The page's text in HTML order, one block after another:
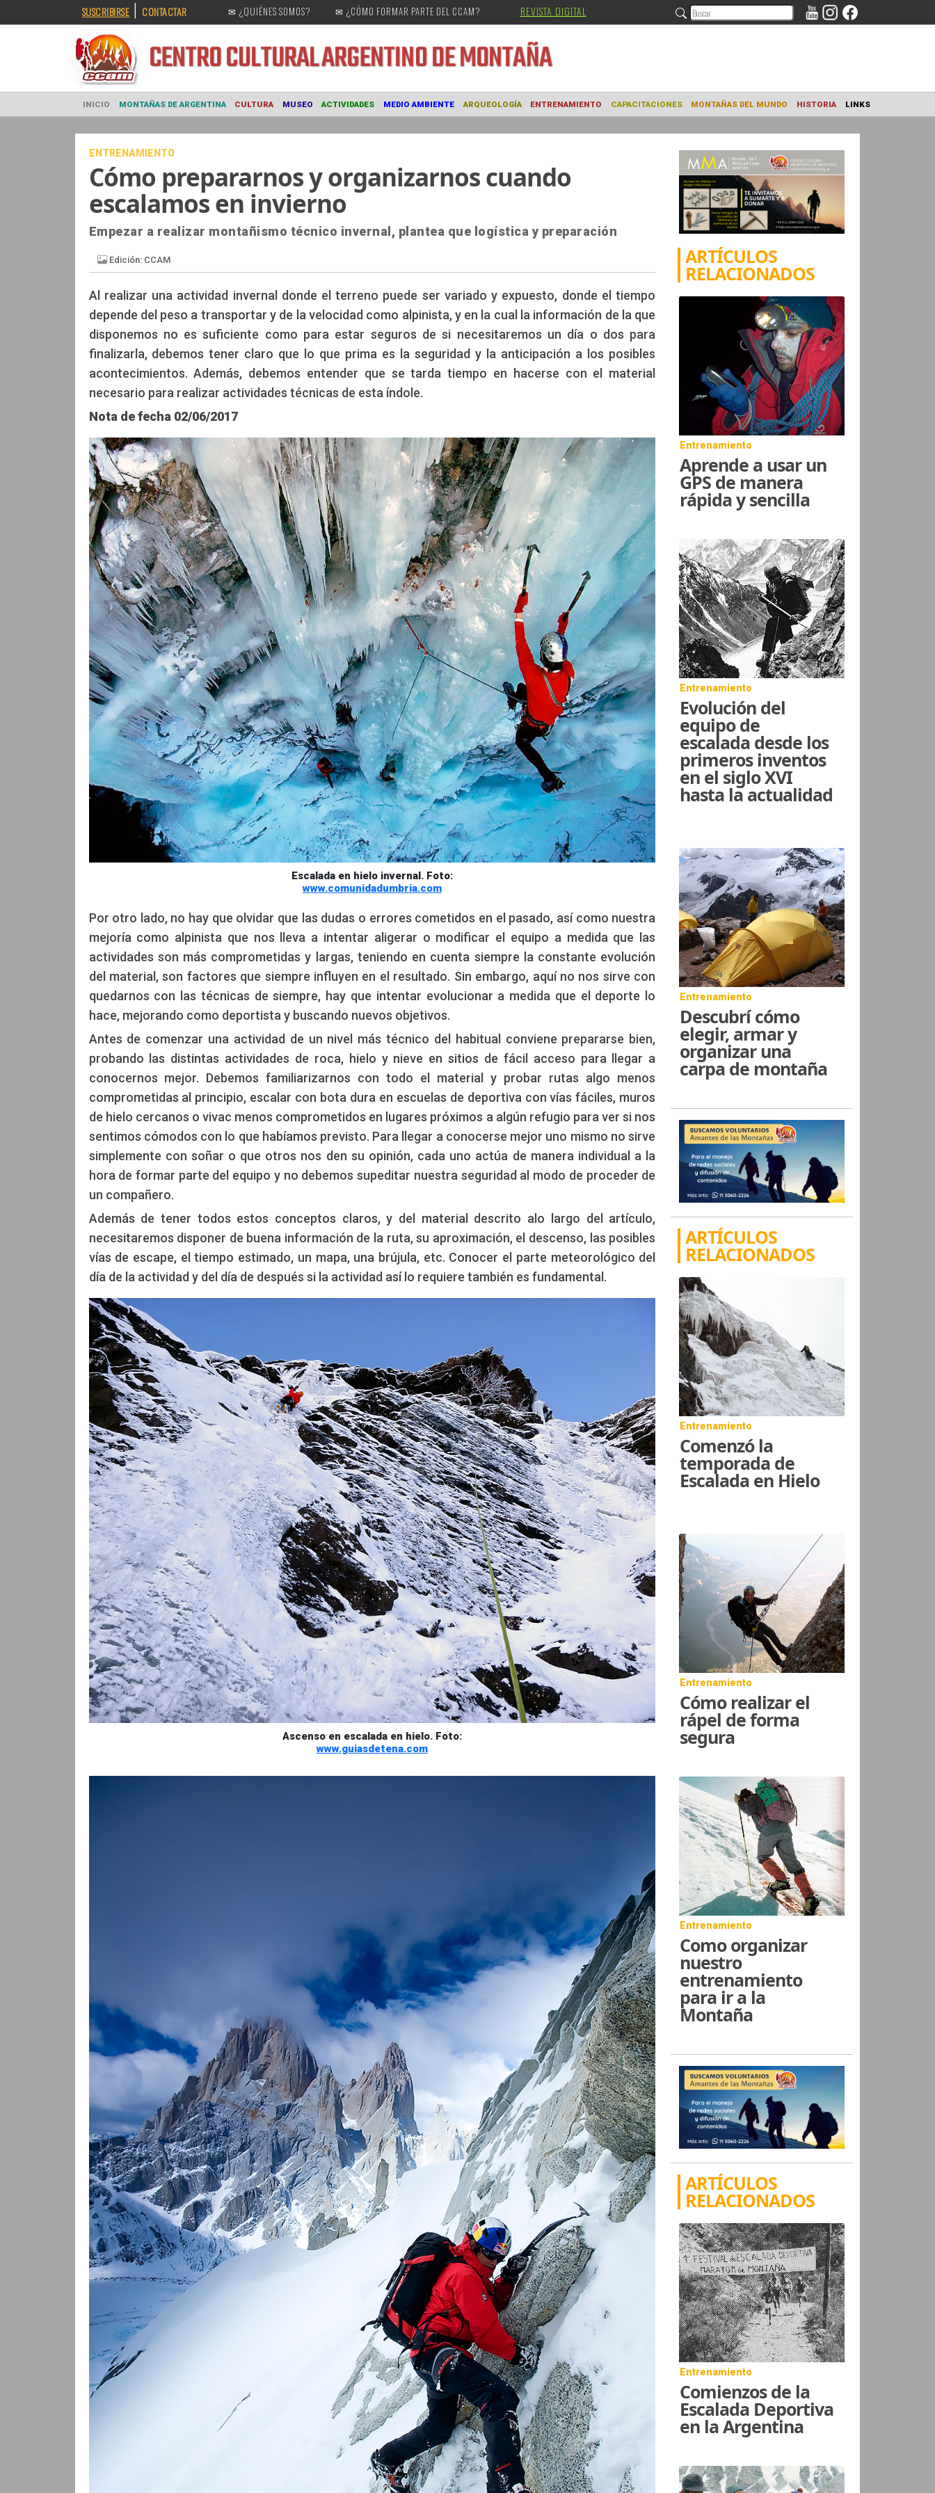
SUSCRIBIRSE | CONTACTAR ✉ ¿QUIÉNES SOMOS? ✉ ¿CÓMO FORMAR PARTE DEL CCAM? REVISTA DIGITAL
CENTRO CULTURALARGENTINO DE MONTAÑA
INICIO MONTAÑAS DE ARGENTINA CULTURA MUSEO ACTIVIDADES MEDIO AMBIENTE ARQUEOLOGÍA ENTRENAMIENTO CAPACITACIONES MONTAÑAS DEL MUNDO HISTORIA
ENTRENAMIENTO
Cómo prepararnos y organizarnos cuando
escalamos en invierno
Empezar a realizar montañismo técnico invernal, plantea que logística y preparación
Edición: CCAM
Al realizar una actividad invernal donde el terreno puede ser variado y expuesto, donde el tiempo
depende del peso a transportar y de la velocidad como alpinista, y en la cual la información de la que
disponemos no es suficiente como para estar seguros de si necesitaremos un día o dos para
finalizarla, debemos tener claro que lo que prima es la seguridad y la anticipación a los posibles
acontecimientos. Además, debemos entender que se tarda tiempo en hacerse con el material
necesario para realizar actividades técnicas de esta índole.
Nota de fecha 02/06/2017
Escalada en hielo invernal. Foto:
www.comunidadumbria.com
Por otro lado, no hay que olvidar que las dudas o errores cometidos en el pasado, así como nuestra
mejoría como alpinista que nos lleva a intentar aligerar o modificar el equipo a medida que las
actividades son más comprometidas y largas, teniendo en cuenta siempre la constante evolución
del material, son factores que siempre influyen en el resultado. Sin embargo, aquí no nos sirve con
quedarnos con las técnicas de siempre, hay que intentar evolucionar a medida que el deporte lo
hace, mejorando como deportista y buscando nuevos objetivos.
Antes de comenzar una actividad de un nivel más técnico del habitual conviene prepararse bien,
probando las distintas actividades de roca, hielo y nieve en sitios de fácil acceso para llegar a
conocernos mejor. Debemos familiarizarnos con todo el material y probar rutas algo menos
comprometidas al principio, escalar con bota dura en escuelas de deportiva con vías fáciles, muros
de hielo cercanos o vivac menos comprometidos en lugares próximos a algún refugio para ver si nos
sentimos cómodos con lo que habíamos previsto. Para llegar a conocerse mejor uno mismo no sirve
simplemente con soñar o que otros nos den su opinión, cada uno actúa de manera individual a la
hora de formar parte del equipo y no debemos supeditar nuestra seguridad al modo de proceder de
un compañero.
Además de tener todos estos conceptos claros, y del material descrito alo largo del artículo,
necesitaremos disponer de buena información de la ruta, su aproximación, el descenso, las posibles
vías de escape, el tiempo estimado, un mapa, una brújula, etc. Conocer el parte meteorológico del
día de la actividad y del día de después si la actividad así lo requiere también es fundamental.
Ascenso en escalada en hielo. Foto:
www.guiasdetena.com
ARTÍCULOS
RELACIONADOS
Entrenamiento
Aprende a usar un
GPS de manera
rápida y sencilla
Entrenamiento
Evolución del
equipo de
escalada desde los
primeros inventos
en el siglo XVI
hasta la actualidad
Entrenamiento
Descubrí cómo
elegir, armar y
organizar una
carpa de montaña
ARTÍCULOS
RELACIONADOS
Entrenamiento
Comenzó la
temporada de
Escalada en Hielo
Entrenamiento
Cómo realizar el
rápel de forma
segura
Entrenamiento
Como organizar
nuestro
entrenamiento
para ir a la
Montaña
ARTÍCULOS
RELACIONADOS
Entrenamiento
Comienzos de la
Escalada Deportiva
en la Argentina